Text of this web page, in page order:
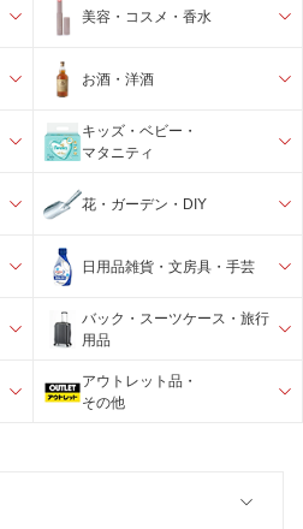
美容・コスメ・香水
お酒・洋酒
キッズ・ベビー・
マタニティ
花・ガーデン・DIY
日用品雑貨・文房具・手芸
バック・スーツケース・旅行
用品
アウトレット品・
その他